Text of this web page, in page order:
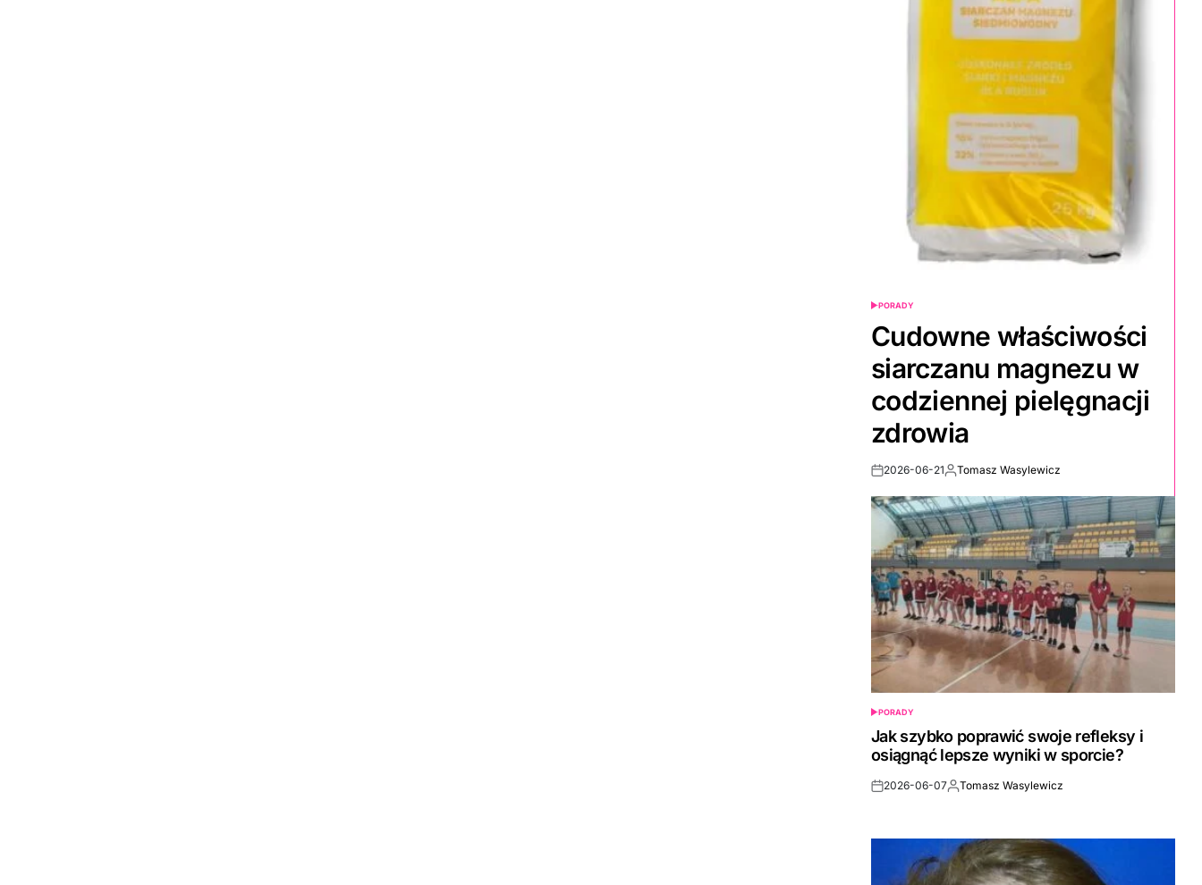
POSTED
PORADY
Cudowne właściwości
siarczanu magnezu w
codziennej pielęgnacji
zdrowia
Post2026-06-21By:Tomasz Wasylewicz
POSTED
IN
PORADY
Jak szybko poprawić swoje refleksy i
osiągnąć lepsze wyniki w sporcie?
Post2026-06-07By:Tomasz Wasylewicz